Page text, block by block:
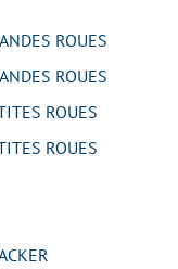
ROUES
ROUES
ROUES
ROUES